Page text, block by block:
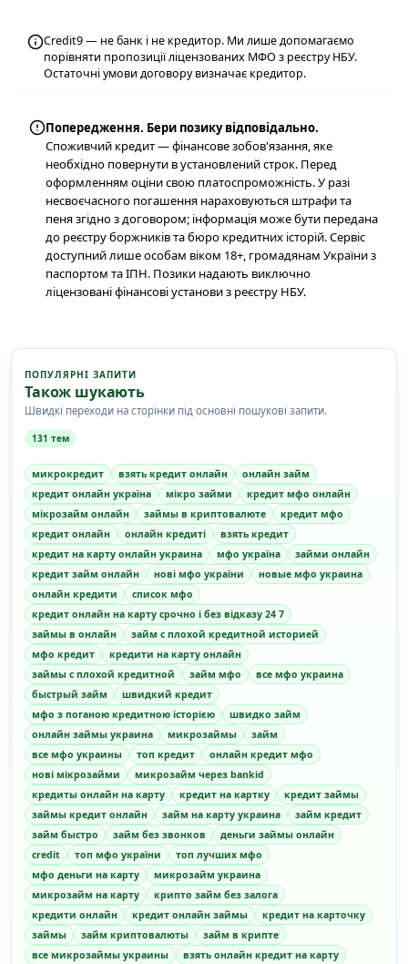
Credit9 — не банк і не кредитор. Ми лише допомагаємо
порівняти пропозиції ліцензованих МФО з реєстру НБУ.
Остаточні умови договору визначає кредитор.
Попередження. Бери позику відповідально.
Споживчий кредит — фінансове зобов'язання, яке
необхідно повернути в установлений строк. Перед
оформленням оціни свою платоспроможність. У разі
несвоєчасного погашення нараховуються штрафи та
пеня згідно з договором; інформація може бути передана
до реєстру боржників та бюро кредитних історій. Сервіс
доступний лише особам віком 18+, громадянам України з
паспортом та ІПН. Позики надають виключно
ліцензовані фінансові установи з реєстру НБУ.
ПОПУЛЯРНІ ЗАПИТИ
Також шукають
Швидкі переходи на сторінки під основні пошукові запити.
131 тем
микрокредит взять кредит онлайн
онлайн займ
кредит онлайн україна
мікро займи
кредит мфо онлайн
мікрозайм онлайн
займы в криптовалюте
кредит мфо
кредит онлайн
онлайн кредиті
взять кредит
кредит на карту онлайн украина
мфо україна
займи онлайн
кредит займ онлайн
нові мфо україни
новые мфо украина
онлайн кредити
список мфо
кредит онлайн на карту срочно і без відказу 24 7
займы в онлайн
займ с плохой кредитной историей
мфо кредит
кредити на карту онлайн
займы с плохой кредитной
займ мфо
все мфо украина
быстрый займ
швидкий кредит
мфо з поганою кредитною історією
швидко займ
онлайн займы украина
микрозаймы
займ
все мфо украины
топ кредит
онлайн кредит мфо
нові мікрозайми
микрозайм через bankid
кредиты онлайн на карту
кредит на картку
кредит займы
займы кредит онлайн
займ на карту украина
займ кредит
займ быстро
займ без звонков
деньги займы онлайн
credit
топ мфо україни
топ лучших мфо
мфо деньги на карту
микрозайм украина
микрозайм на карту
крипто займ без залога
кредити онлайн
кредит онлайн займы
кредит на карточку
займы
займ криптовалюты
займ в крипте
все микрозаймы украины
взять онлайн кредит на карту